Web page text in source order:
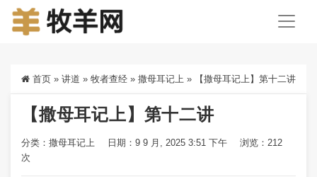
首页 » 讲道 » 牧者查经 » 撒母耳记上 » 【撒母耳记上】第十二讲
【撒母耳记上】第十二讲
分类： 撒母耳记上 日期：9 9 月, 2025 3:51 下午
浏览：212
次